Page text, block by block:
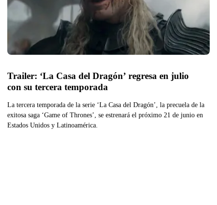
Trailer: ‘La Casa del Dragón’ regresa en julio
con su tercera temporada
La tercera temporada de la serie ‘La Casa del Dragón’, la precuela de la
exitosa saga ‘Game of Thrones’, se estrenará el próximo 21 de junio en
Estados Unidos y Latinoamérica.